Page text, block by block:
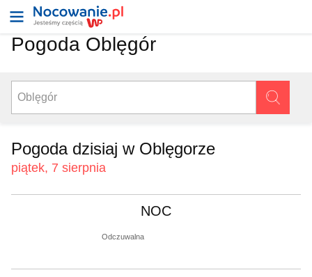
Pogoda Oblęgór
Pogoda dzisiaj w Oblęgorze
piątek, 7 sierpnia
NOC
Odczuwalna